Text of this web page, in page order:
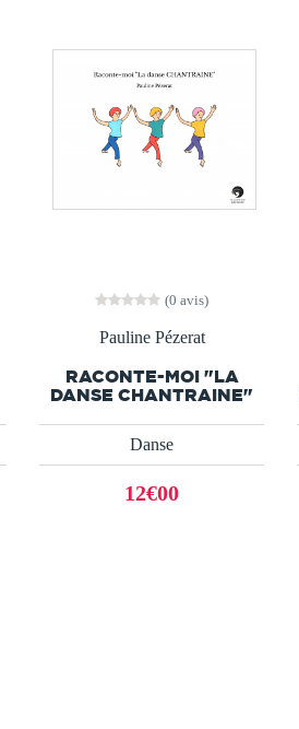
(0 avis)
Pauline Pézerat
RACONTE-MOI "LA
DANSE CHANTRAINE"
Danse
12€00